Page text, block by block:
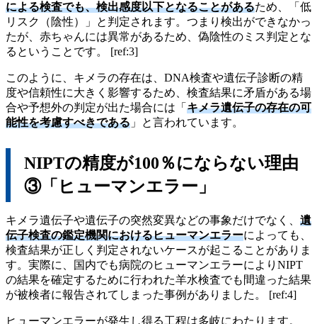
による検査でも、検出感度以下となることがあるため、「低
リスク（陰性）」と判定されます。つまり検出ができなかっ
たが、赤ちゃんには異常があるため、偽陰性のミス判定とな
るということです。 [ref:3]
このように、キメラの存在は、DNA検査や遺伝子診断の精
度や信頼性に大きく影響するため、検査結果に矛盾がある場
合や予想外の判定が出た場合には「 キメラ遺伝子の存在の可
能性を考慮すべきである 」と言われています。
NIPTの精度が100％にならない理由
③「ヒューマンエラー」
キメラ遺伝子や遺伝子の突然変異などの事象だけでなく、 遺
伝子検査の鑑定機関におけるヒューマンエラーによっても、
検査結果が正しく判定されないケースが起こることがありま
す。実際に、国内でも病院のヒューマンエラーによりNIPT
の結果を確定するために行われた羊水検査でも間違った結果
が被検者に報告されてしまった事例がありました。 [ref:4]
ヒューマンエラーが発生し得る工程は多岐にわたります。